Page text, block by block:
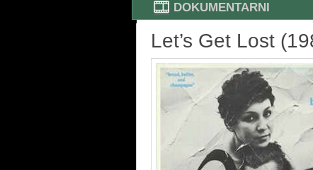
DOKUMENTARNI
Let’s Get Lost